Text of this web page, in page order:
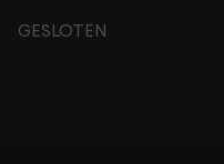
GESLOTEN